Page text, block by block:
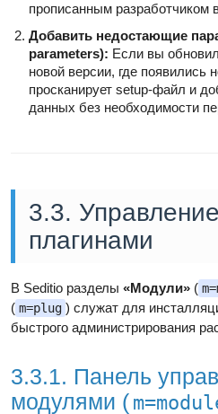
прописанным разработчиком
Добавить недостающие
parameters): Если вы
новой версии, где появились
просканирует setup-файл и
данных без необходимости
3.3.
плагинами
В Seditio разделы «Модули» (
( m=plug ) служат для
быстрого администрирования
3.3.1. Панель
модулями (